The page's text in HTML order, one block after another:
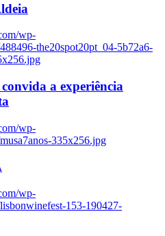
wp-
the20spot20pt_04-5b72a6-
a experiência
wp-
335x256.jpg
wp-
153-190427-